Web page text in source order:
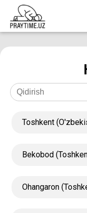
Toshkent
Bekobod
Ohangaron